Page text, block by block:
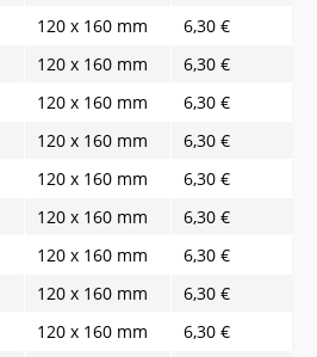
120 x 160 mm
6,30 €
120 x 160 mm
6,30 €
120 x 160 mm
6,30 €
120 x 160 mm
6,30 €
120 x 160 mm
6,30 €
120 x 160 mm
6,30 €
120 x 160 mm
6,30 €
120 x 160 mm
6,30 €
120 x 160 mm
6,30 €